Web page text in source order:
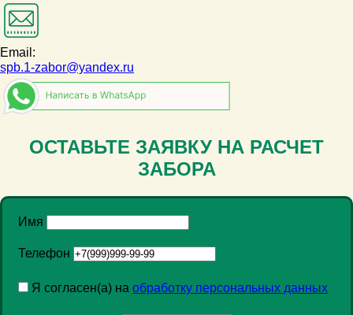
Email:
spb.1-zabor@yandex.ru
ОСТАВЬТЕ ЗАЯВКУ НА РАСЧЕТ
ЗАБОРА
Имя
Телефон
Я согласен(а) на обработку персональных данных